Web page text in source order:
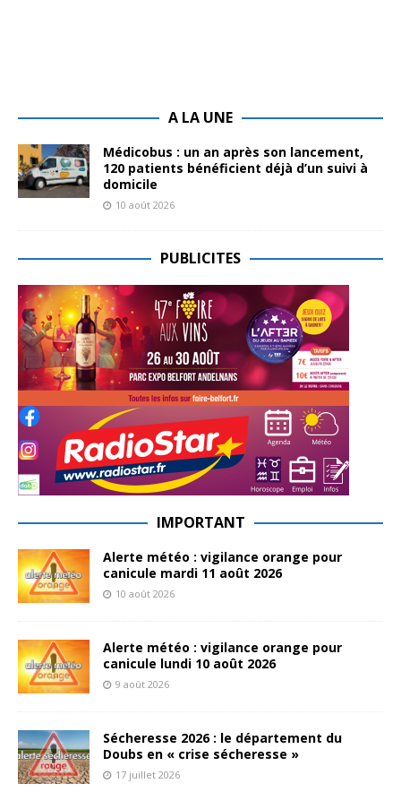
A LA UNE
Médicobus : un an après son lancement,
120 patients bénéficient déjà d’un suivi à
domicile
10 août 2026
PUBLICITES
IMPORTANT
Alerte météo : vigilance orange pour
canicule mardi 11 août 2026
10 août 2026
Alerte météo : vigilance orange pour
canicule lundi 10 août 2026
9 août 2026
Sécheresse 2026 : le département du
Doubs en « crise sécheresse »
17 juillet 2026